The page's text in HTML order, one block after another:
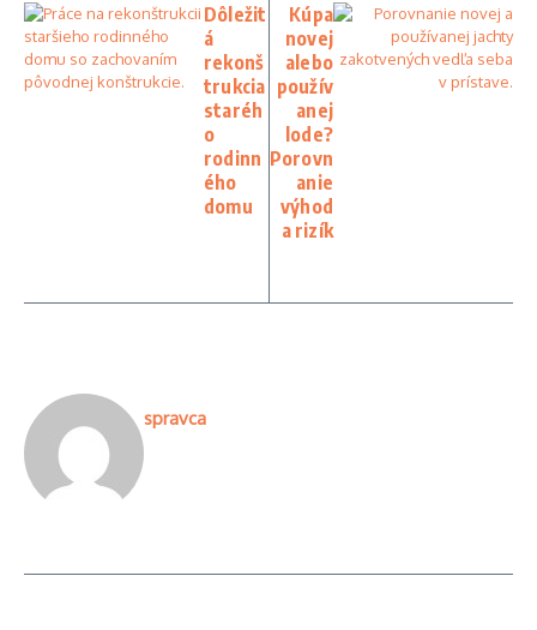
Dôležit
á
rekonš
trukcia
staréh
o
rodinn
ého
domu
Kúpa
novej
alebo
použív
anej
lode?
Porovn
anie
výhod
a rizík
spravca